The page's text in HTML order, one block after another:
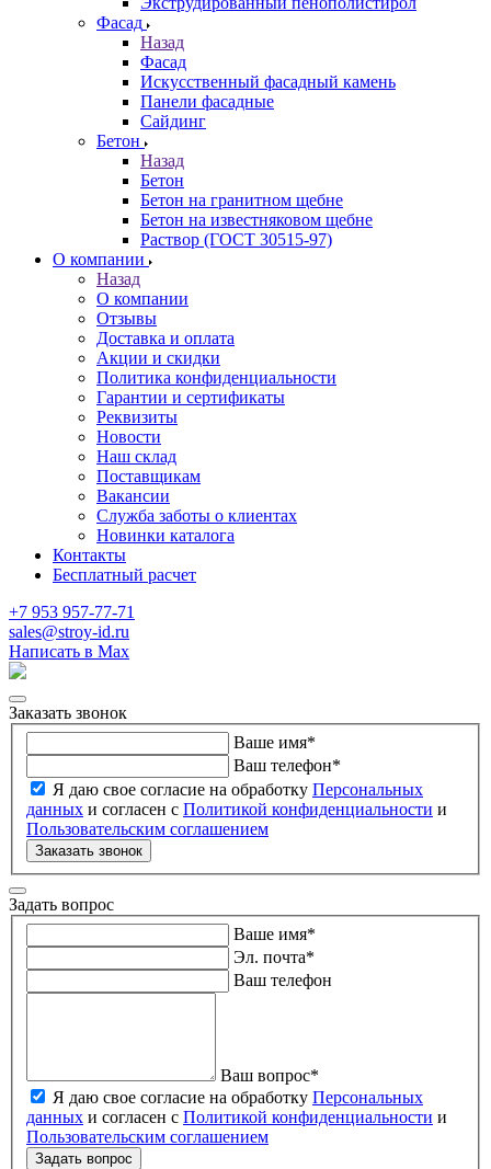
Фасад
Назад
Фасад
Искусственный фасадный камень
Панели фасадные
Сайдинг
Бетон
Назад
Бетон
Бетон на гранитном щебне
Бетон на известняковом щебне
Раствор (ГОСТ 30515-97)
О компании
Назад
О компании
Отзывы
Доставка и оплата
Акции и скидки
Политика конфиденциальности
Гарантии и сертификаты
Реквизиты
Новости
Наш склад
Поставщикам
Вакансии
Служба заботы о клиентах
Новинки каталога
Контакты
Бесплатный расчет
+7 953 957-77-71
sales@stroy-id.ru
Написать в Max
Заказать звонок
Ваше имя*
Ваш телефон*
Я даю свое согласие на обработку Персональных
данных и согласен с Политикой конфиденциальности и
Пользовательским соглашением
Заказать звонок
Задать вопрос
Ваше имя*
Эл. почта*
Ваш телефон
Ваш вопрос*
Я даю свое согласие на обработку Персональных
данных и согласен с Политикой конфиденциальности и
Пользовательским соглашением
Задать вопрос